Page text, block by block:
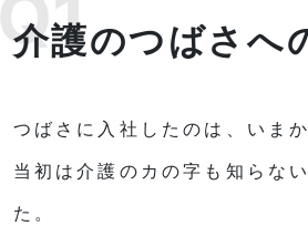
Q1
介護のつばさへ
つばさに入社したのは、いま
当初は介護のカの字も知らな
た。